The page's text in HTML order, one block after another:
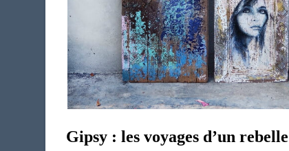
Gipsy : les voyages d’un rebelle